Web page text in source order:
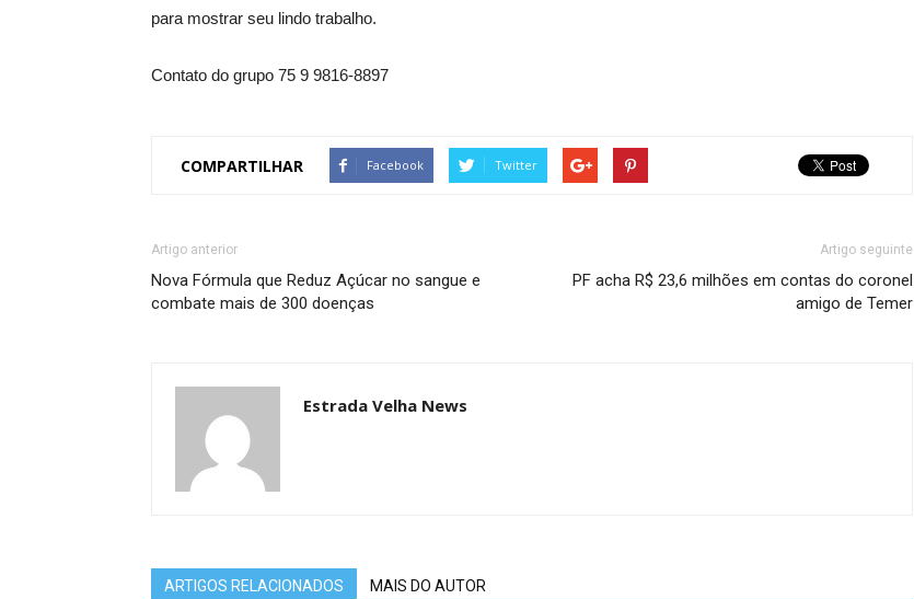
para mostrar seu lindo trabalho.
Contato do grupo 75 9 9816-8897
COMPARTILHAR Facebook Twitter
Artigo anterior
Nova Fórmula que Reduz Açúcar no sangue e
combate mais de 300 doenças
Artigo seguinte
PF acha R$ 23,6 milhões em contas do coronel
amigo de Temer
Estrada Velha News
ARTIGOS RELACIONADOS MAIS DO AUTOR